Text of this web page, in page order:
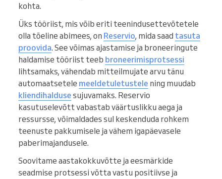
kohta.
Üks tööriist, mis võib eriti teenindusettevõtetele
olla tõeline abimees, on Reservio, mida saad tasuta
proovida. See võimas ajastamise ja broneeringute
haldamise tööriist teeb broneerimisprotsessi
lihtsamaks, vähendab mitteilmujate arvu tänu
automaatsetele meeldetuletustele ning muudab
kliendihalduse sujuvamaks. Reservio
kasutuselevõtt vabastab väärtuslikku aega ja
ressursse, võimaldades sul keskenduda rohkem
teenuste pakkumisele ja vähem igapäevasele
paberimajandusele.
Soovitame aastakokkuvõtte ja eesmärkide
seadmise protsessi võtta vastu positiivse ja